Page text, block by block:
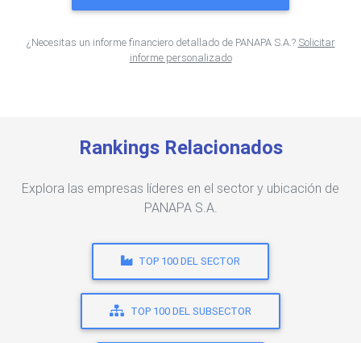
¿Necesitas un informe financiero detallado de PANAPA S.A.? Solicitar
informe personalizado
Rankings Relacionados
Explora las empresas líderes en el sector y ubicación de
PANAPA S.A.
TOP 100 DEL SECTOR
TOP 100 DEL SUBSECTOR